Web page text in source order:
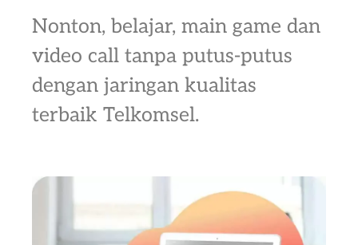
Nonton, belajar, main game dan
video call tanpa putus-putus
dengan jaringan kualitas
terbaik Telkomsel.